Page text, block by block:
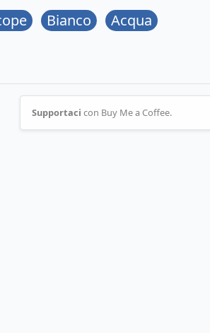
Bianco
Acqua
Supportaci con Buy Me a Coffee.